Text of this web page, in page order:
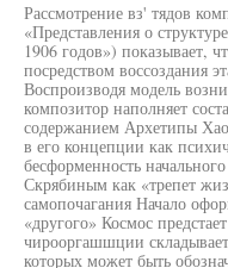
Рассмотрение вз' тядов
«Представления о
1906 годов») показывает,
посредством воссоздания
Воспроизводя модель
композитор наполняет
содержанием Архетипы
в его концепции как
бесформенность
Скрябиным как «трепет
самопочагания Начало
«другого» Космос
чирооргашшции
которых может быть